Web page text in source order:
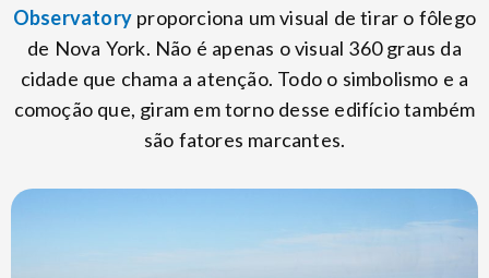
Observatory proporciona um visual de tirar o fôlego
de Nova York. Não é apenas o visual 360 graus da
cidade que chama a atenção. Todo o simbolismo e a
comoção que, giram em torno desse edifício também
são fatores marcantes.